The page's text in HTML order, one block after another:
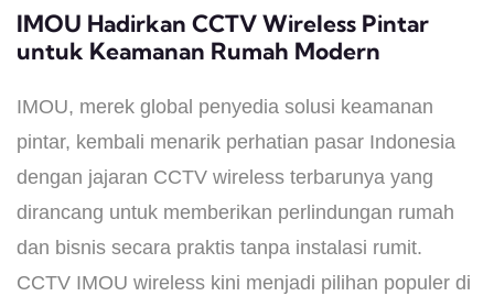
IMOU Hadirkan CCTV Wireless Pintar
untuk Keamanan Rumah Modern
IMOU, merek global penyedia solusi keamanan
pintar, kembali menarik perhatian pasar Indonesia
dengan jajaran CCTV wireless terbarunya yang
dirancang untuk memberikan perlindungan rumah
dan bisnis secara praktis tanpa instalasi rumit.
CCTV IMOU wireless kini menjadi pilihan populer di